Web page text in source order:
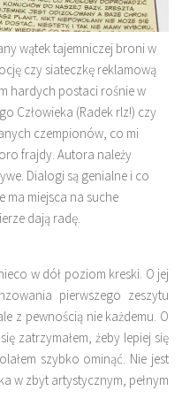
wątek tajemniczej broni w
czy siateczkę reklamową
hardych postaci rośnie w
Człowieka (Radek rlz!) czy
czempionów, co mi
frajdy. Autora należy
Dialogi są genialne i co
ma miejsca na suche
dają radę.
w dół poziom kreski. O jej
pierwszego zeszytu
z pewnością nie każdemu. O
zatrzymałem, żeby lepiej się
szybko ominąć. Nie jest
w zbyt artystycznym, pełnym